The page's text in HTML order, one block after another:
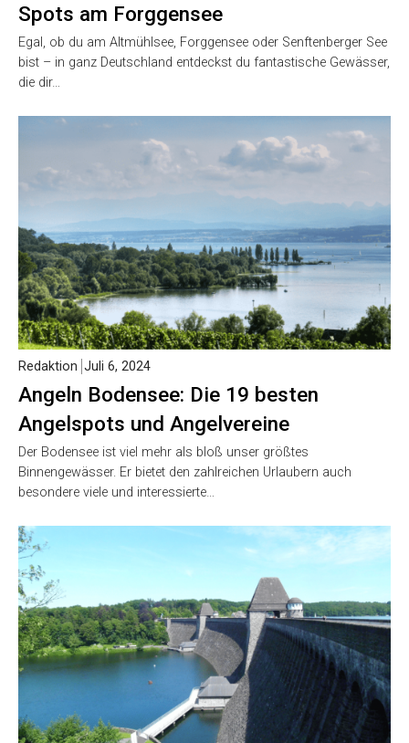
Spots am Forggensee
Egal, ob du am Altmühlsee, Forggensee oder Senftenberger See
bist – in ganz Deutschland entdeckst du fantastische Gewässer,
die dir…
Angeln Bodensee: Die 19 besten
Angelspots und Angelvereine
Redaktion Juli 6, 2024
Der Bodensee ist viel mehr als bloß unser größtes
Binnengewässer. Er bietet den zahlreichen Urlaubern auch
besondere viele und interessierte…